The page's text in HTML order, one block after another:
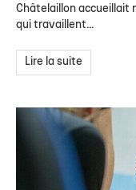
Châtelaillon accueillait
qui travaillent...
Lire la suite